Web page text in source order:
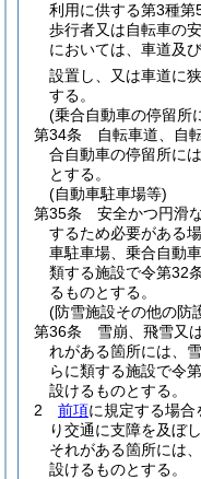
利用に供する第3種
歩行者又は自転車の
においては、車道及
設置し、又は車道に狭
する。
(乗合自動車の停留所
第34条
自転車道、自
合自動車の停留所に
とする。
(自動車駐車場等)
第35条
安全かつ円滑
するため必要がある
車駐車場、乗合自動
類する施設で令第32
るものとする。
(防雪施設その他の防
第36条
雪崩、飛雪又
れがある箇所には、
らに類する施設で令
設けるものとする。
2
前項に規定する場合
り交通に支障を及ぼ
それがある箇所には
設けるものとする。